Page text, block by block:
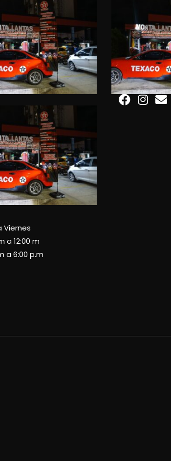
Viernes
a 12:00 m
a 6:00 p.m